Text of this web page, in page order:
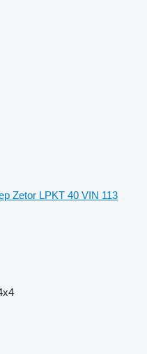
Zetor LPKT 40 VIN 113